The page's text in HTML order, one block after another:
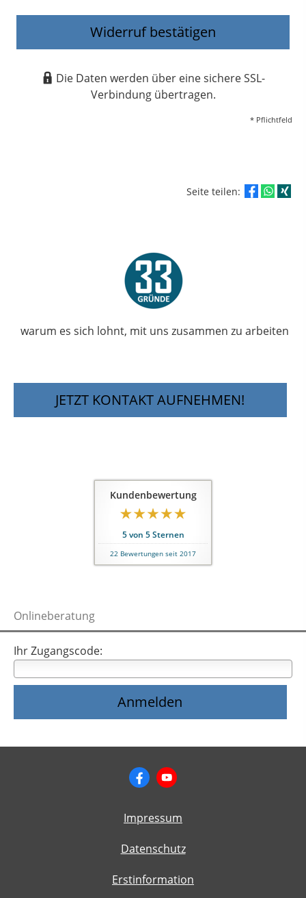
Widerruf bestätigen
Die Daten werden über eine sichere SSL-
Verbindung übertragen.
* Pflichtfeld
Seite teilen:
warum es sich lohnt, mit uns zusammen zu arbeiten
JETZT KONTAKT AUFNEHMEN!
Kundenbewertung
5von 5Sternen
22 Bewertungen seit 2017
Onlineberatung
Ihr Zugangscode:
Impressum
Datenschutz
Erstinformation